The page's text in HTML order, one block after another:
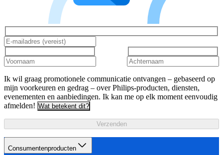
Ik wil graag promotionele communicatie ontvangen – gebaseerd op
mijn voorkeuren en gedrag – over Philips-producten, diensten,
evenementen en aanbiedingen. Ik kan me op elk moment eenvoudig
afmelden! Wat betekent dit?
Verzenden
Consumentenproducten